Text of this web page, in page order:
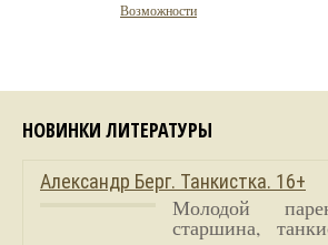
Возможности
НОВИНКИ ЛИТЕРАТУРЫ
Александр Берг. Танкистка. 16+
Молодой
старшина,